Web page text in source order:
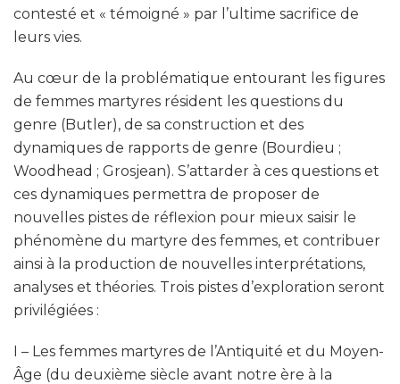
contesté et « témoigné » par l’ultime sacrifice de
leurs vies.
Au cœur de la problématique entourant les figures
de femmes martyres résident les questions du
genre (Butler), de sa construction et des
dynamiques de rapports de genre (Bourdieu ;
Woodhead ; Grosjean). S’attarder à ces questions et
ces dynamiques permettra de proposer de
nouvelles pistes de réflexion pour mieux saisir le
phénomène du martyre des femmes, et contribuer
ainsi à la production de nouvelles interprétations,
analyses et théories. Trois pistes d’exploration seront
privilégiées :
I – Les femmes martyres de l’Antiquité et du Moyen-
Âge (du deuxième siècle avant notre ère à la